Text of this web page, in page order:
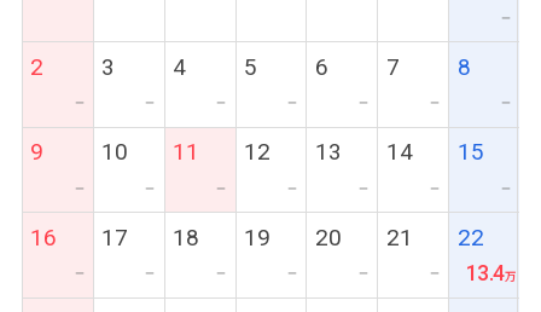
ー
2
ー
3
ー
4
ー
5
ー
6
ー
7
ー
8
ー
9
ー
10
ー
11
ー
12
ー
13
ー
14
ー
15
ー
16
ー
17
ー
18
ー
19
ー
20
ー
21
ー
22
13.4